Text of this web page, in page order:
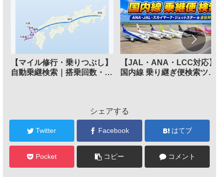
【マイル修行・乗りつぶし】
自動乗継検索｜搭乗回数・
【JAL・ANA・LCC対応】
国内線 乗り継ぎ便検索ツー
シェアする
Twitter Facebook はてブ
Pocket コピー コメント